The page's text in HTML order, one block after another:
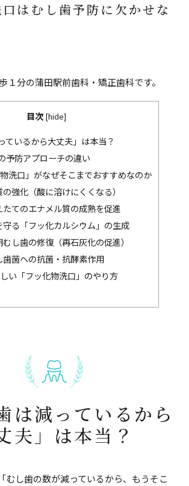
はむし歯予防に欠かせな
１分の蒲田駅前歯科・矯正歯科です。
目次 [hide]
ているから大丈夫」は本当？
予防アプローチの違い
物洗口」がなぜそこまでおすすめなのか
強化（酸に溶けにくくなる）
てのエナメル質の成熟を促進
守る「フッ化カルシウム」の生成
し歯の修復（再石灰化の促進）
歯菌への抗菌・抗酵素作用
い「フッ化物洗口」のやり方
は減っているから
夫」は本当？
むし歯の数が減っているから、もうそこ